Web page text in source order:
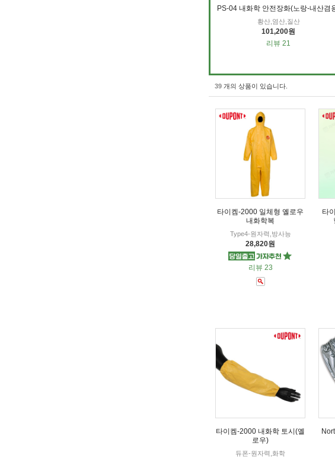
PS-04 내화학 안전장화(노랑-내산겸
황산,염산,질산
101,200원
리뷰 21
39 개의 상품이 있습니다.
타이켐-2000 일체형 옐로우
내화학복
Type4-원자력,방사능
28,820원
리뷰 23
타
타이켐-2000 내화학 토시(옐
로우)
듀폰-원자력,화학